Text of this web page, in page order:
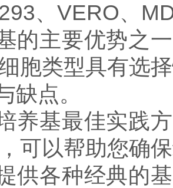
293、VERO、
的主要优势之
胞类型具有选
缺点。
养基最佳实践
可以帮助您确
供各种经典的